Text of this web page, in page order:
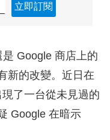
立即訂閱
Google 商店上的
新的改變。近日在
了一台從未見過的
Google 在暗示